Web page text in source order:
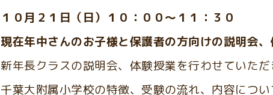
１０月２１日（日） １０：００～１１：３０
現在年中さんのお子様と保護者の方向けの説明会、
新年長クラスの説明会、体験授業を行わせていただ
千葉大附属小学校の特徴、受験の流れ、内容につ